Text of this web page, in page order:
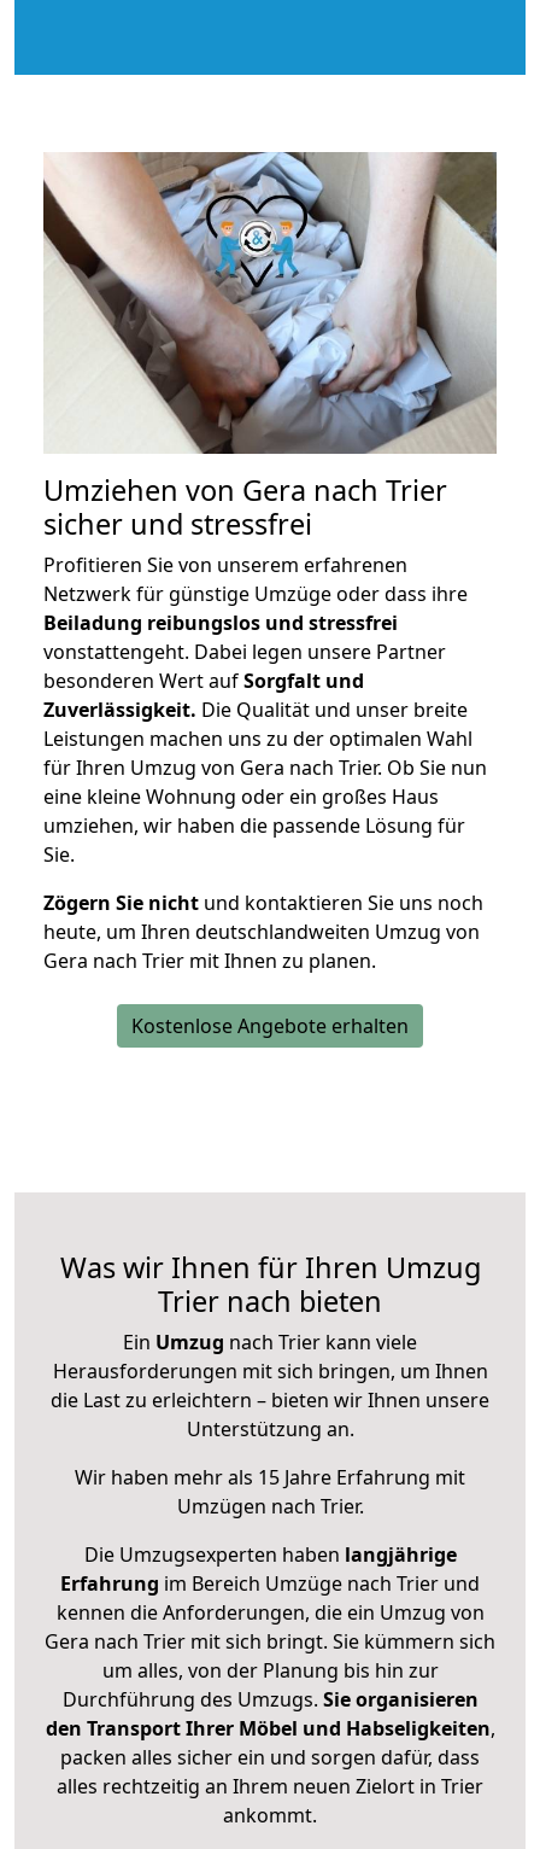
Umziehen von Gera nach Trier
sicher und stressfrei
Profitieren Sie von unserem erfahrenen
Netzwerk für günstige Umzüge oder dass ihre
Beiladung reibungslos und stressfrei
vonstattengeht. Dabei legen unsere Partner
besonderen Wert aufSorgfalt und
Zuverlässigkeit. Die Qualität und unser breite
Leistungen machen uns zu der optimalen Wahl
für Ihren Umzug von Gera nach Trier. Ob Sie nun
eine kleine Wohnung oder ein großes Haus
umziehen, wir haben die passende Lösung für
Sie.
Zögern Sie nicht und kontaktieren Sie uns noch
heute, um Ihren deutschlandweiten Umzug von
Gera nach Trier mit Ihnen zu planen.
Kostenlose Angebote erhalten
Was wir Ihnen für Ihren Umzug
Trier nach bieten
Ein Umzug nach Trier kann viele
Herausforderungen mit sich bringen, um Ihnen
die Last zu erleichtern – bieten wir Ihnen unsere
Unterstützung an.
Wir haben mehr als 15 Jahre Erfahrung mit
Umzügen nach Trier.
Die Umzugsexperten haben langjährige
Erfahrung im Bereich Umzüge nach Trier und
kennen die Anforderungen, die ein Umzug von
Gera nach Trier mit sich bringt. Sie kümmern sich
um alles, von der Planung bis hin zur
Durchführung des Umzugs. Sie organisieren
den Transport Ihrer Möbel und Habseligkeiten,
packen alles sicher ein und sorgen dafür, dass
alles rechtzeitig an Ihrem neuen Zielort in Trier
ankommt.